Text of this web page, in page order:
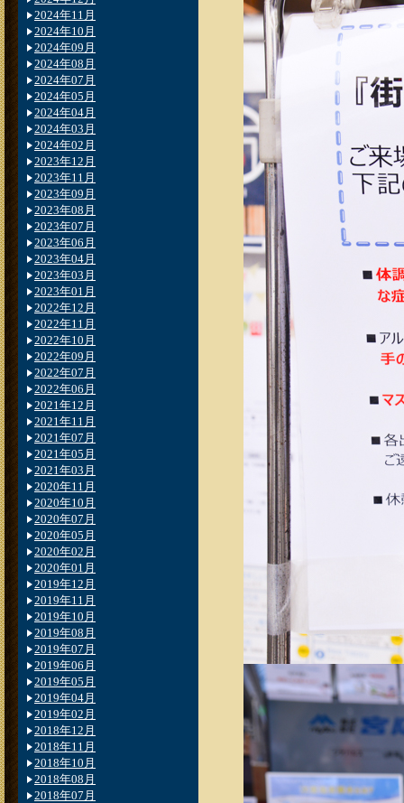
2024年11月
2024年10月
2024年09月
2024年08月
2024年07月
2024年05月
2024年04月
2024年03月
2024年02月
2023年12月
2023年11月
2023年09月
2023年08月
2023年07月
2023年06月
2023年04月
2023年03月
2023年01月
2022年12月
2022年11月
2022年10月
2022年09月
2022年07月
2022年06月
2021年12月
2021年11月
2021年07月
2021年05月
2021年03月
2020年11月
2020年10月
2020年07月
2020年05月
2020年02月
2020年01月
2019年12月
2019年11月
2019年10月
2019年08月
2019年07月
2019年06月
2019年05月
2019年04月
2019年02月
2018年12月
2018年11月
2018年10月
2018年08月
2018年07月